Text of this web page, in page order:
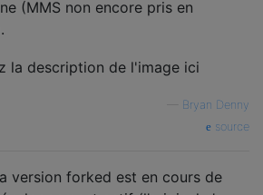
(MMS non encore pris en
Bryan Denny
source
version forked est en cours de